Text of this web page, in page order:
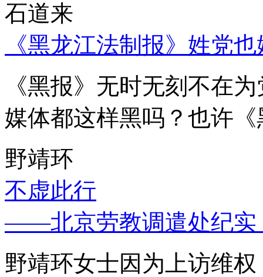
石道来
《黑龙江法制报》姓党
《黑报》无时无刻不在
媒体都这样黑吗？也许
野靖环
不虚此行
——北京劳教调遣处纪实
野靖环女士因为上访维